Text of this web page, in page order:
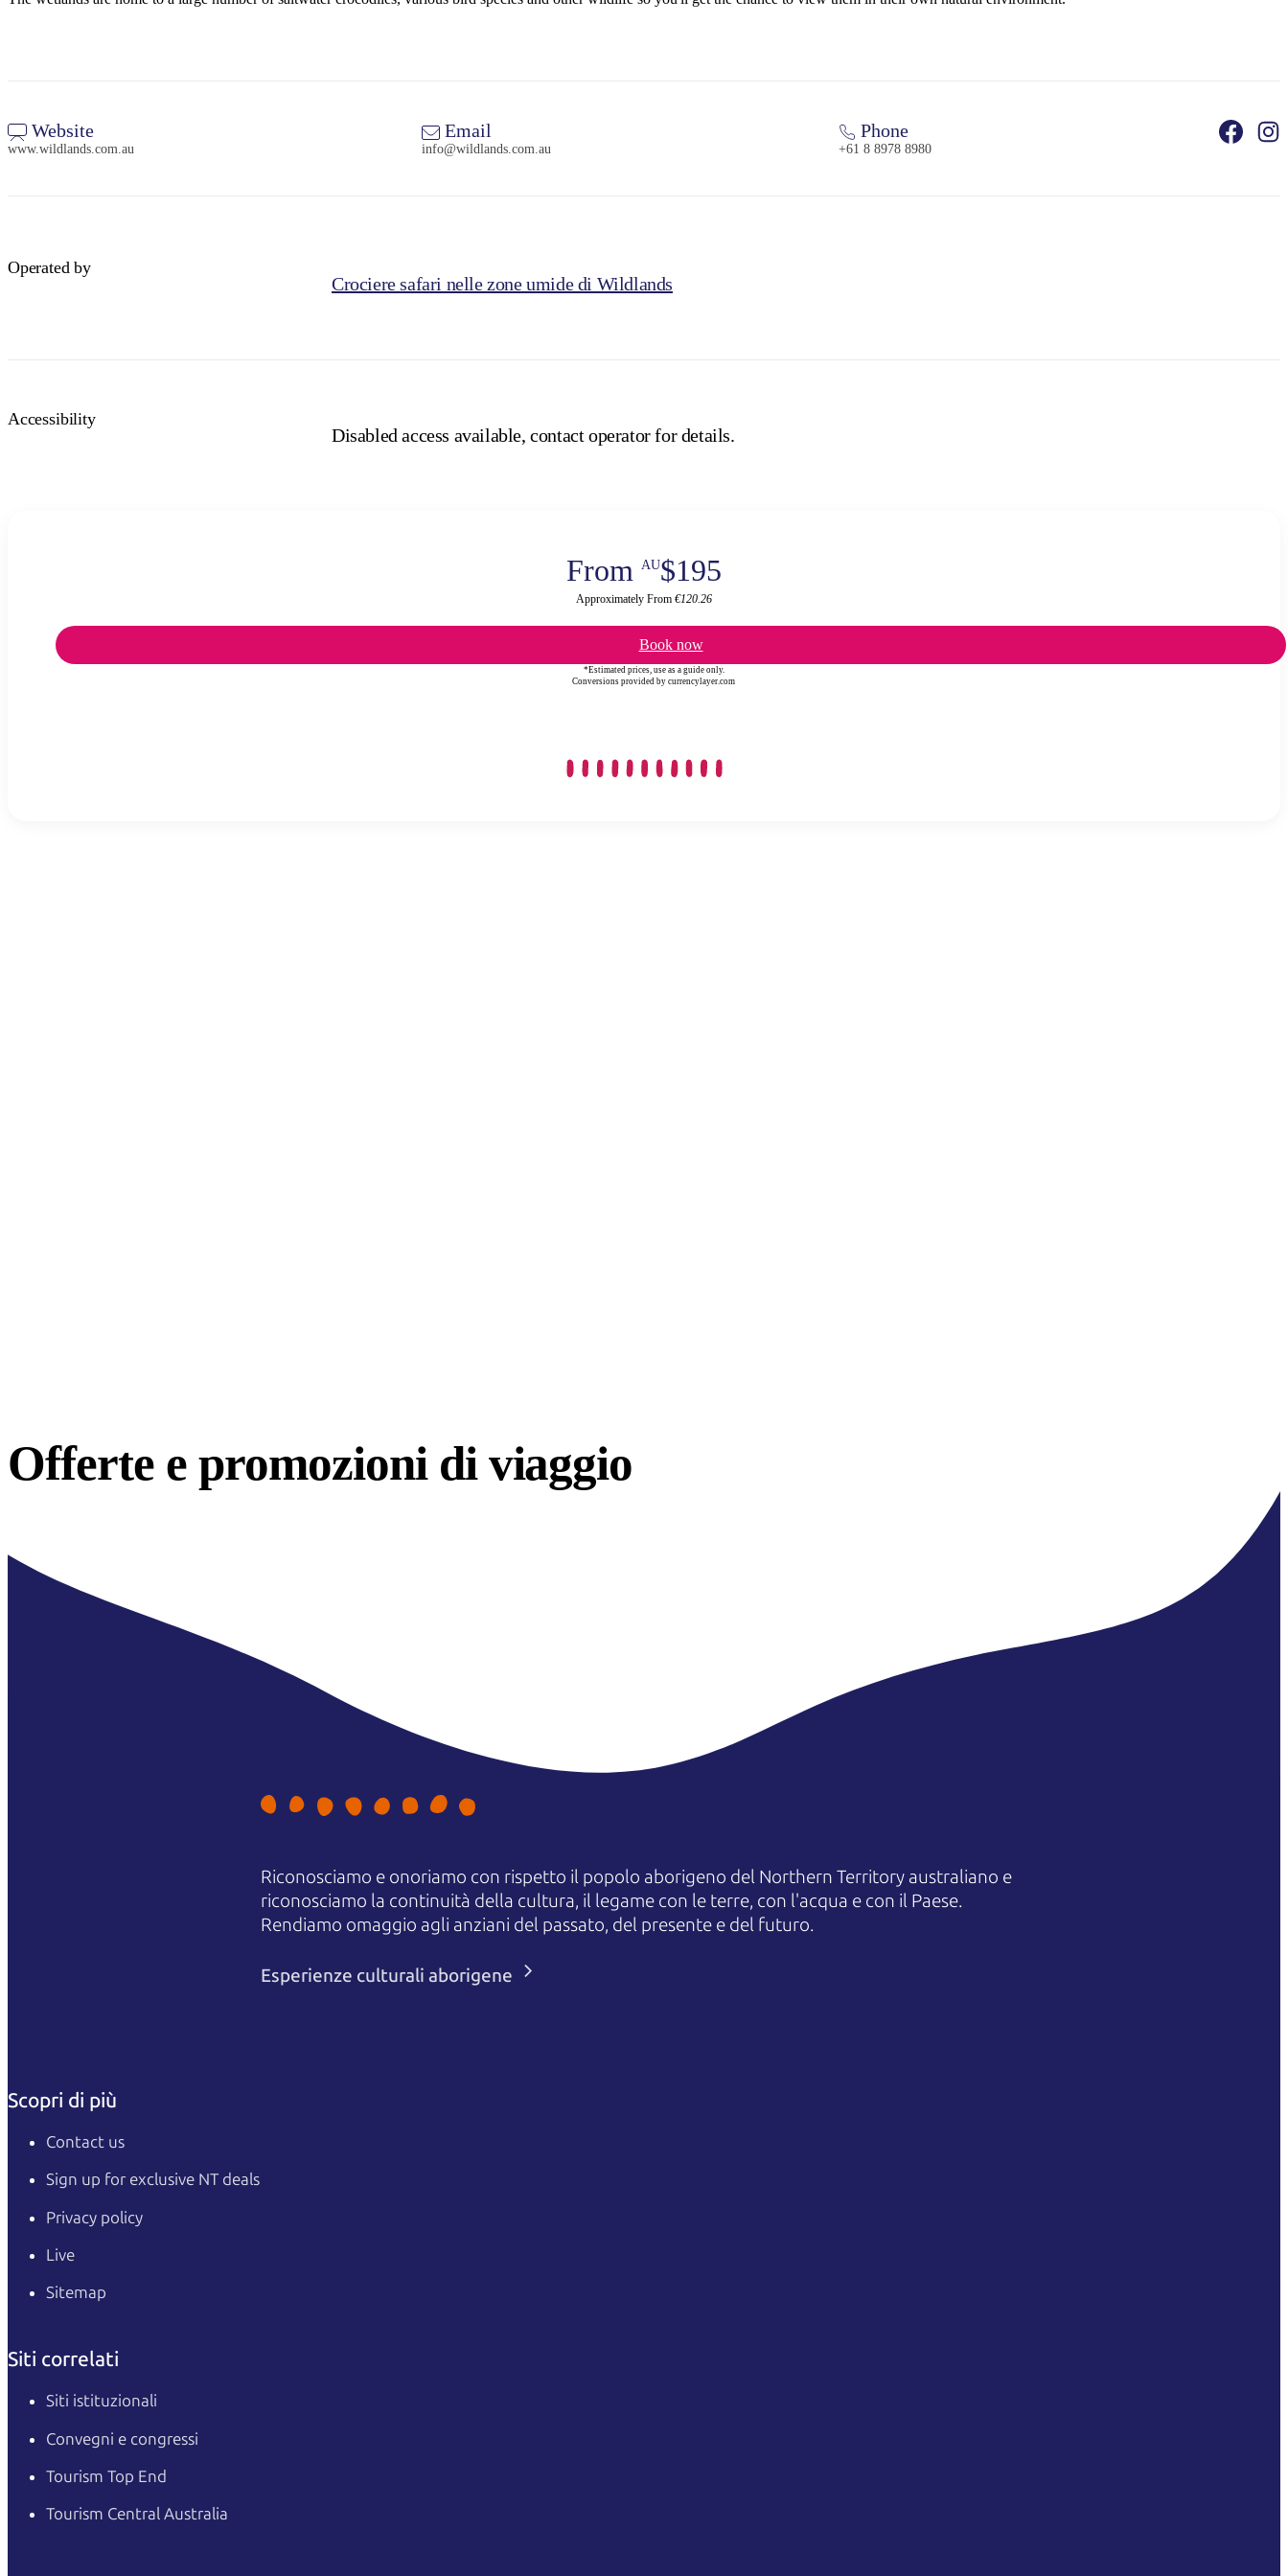
Website
www.wildlands.com.au
Email
info@wildlands.com.au
Phone
+61 8 8978 8980
Operated by
Crociere safari nelle zone umide di Wildlands
Accessibility
Disabled access available, contact operator for details.
From AU$195
Approximately From €120.26
Book now
*Estimated prices, use as a guide only.
Conversions provided by currencylayer.com
Offerte e promozioni di viaggio
Riconosciamo e onoriamo con rispetto il popolo aborigeno del Northern Territory australiano e
riconosciamo la continuità della cultura, il legame con le terre, con l'acqua e con il Paese.
Rendiamo omaggio agli anziani del passato, del presente e del futuro.
Esperienze culturali aborigene
Scopri di più
Contact us
Sign up for exclusive NT deals
Privacy policy
Live
Sitemap
Siti correlati
Siti istituzionali
Convegni e congressi
Tourism Top End
Tourism Central Australia